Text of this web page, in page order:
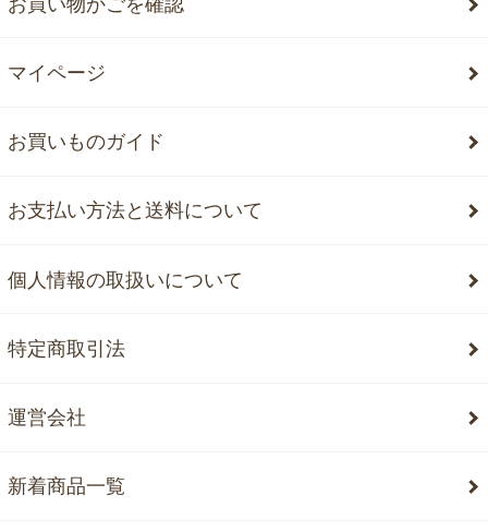
マイページ
お買いものガイド
お支払い方法と送料について
個人情報の取扱いについて
特定商取引法
運営会社
新着商品一覧